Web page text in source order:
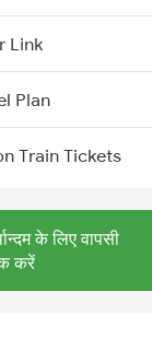
Link
Plan
Train Tickets
के लिए वापसी
करें